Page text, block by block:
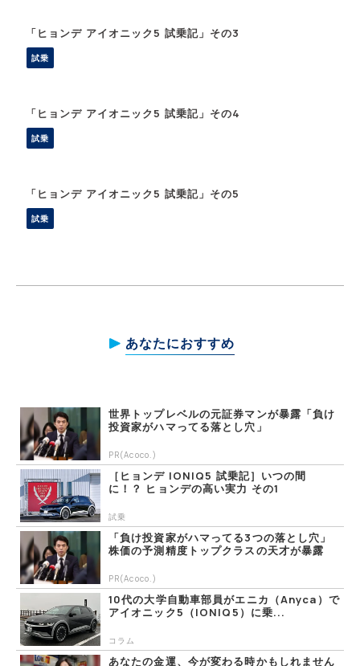
「ヒョンデ アイオニック5 試乗記」その3
試乗
「ヒョンデ アイオニック5 試乗記」その4
試乗
「ヒョンデ アイオニック5 試乗記」その5
試乗
あなたにおすすめ
世界トップレベルの元証券マンが暴露「負け
投資家がハマってる落とし穴」
PR(Acoco.)
［ヒョンデ IONIQ5 試乗記］いつの間
に！？ ヒョンデの高い実力 その1
試乗
「負け投資家がハマってる3つの落とし穴」
株価の予測精度トップクラスの天才が暴露
PR(Acoco.)
10代の大学自動車部員がエニカ（Anyca）で
アイオニック5（IONIQ5）に乗...
コラム
あなたの金運、今が変わる時かもしれません